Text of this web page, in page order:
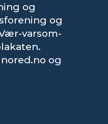
og
og
varsom-
og